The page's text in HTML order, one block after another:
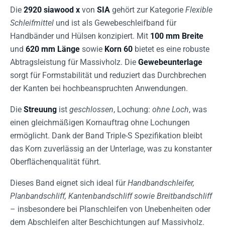
Die 2920 siawood x von SIA gehört zur Kategorie Flexible
Schleifmittel und ist als Gewebeschleifband für
Handbänder und Hülsen konzipiert. Mit 100 mm Breite
und 620 mm Länge sowie Korn 60 bietet es eine robuste
Abtragsleistung für Massivholz. Die Gewebeunterlage
sorgt für Formstabilität und reduziert das Durchbrechen
der Kanten bei hochbeanspruchten Anwendungen.
Die Streuung ist geschlossen, Lochung: ohne Loch, was
einen gleichmäßigen Kornauftrag ohne Lochungen
ermöglicht. Dank der Band Triple-S Spezifikation bleibt
das Korn zuverlässig an der Unterlage, was zu konstanter
Oberflächenqualität führt.
Dieses Band eignet sich ideal fürHandbandschleifer,
Planbandschliff, Kantenbandschliff sowie Breitbandschliff
– insbesondere bei Planschleifen von Unebenheiten oder
dem Abschleifen alter Beschichtungen auf Massivholz.